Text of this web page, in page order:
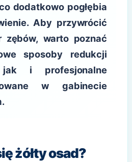
dodatkowo pogłębia
Aby przywrócić
zębów, warto poznać
sposoby redukcji
jak i profesjonalne
w gabinecie
żółty osad?